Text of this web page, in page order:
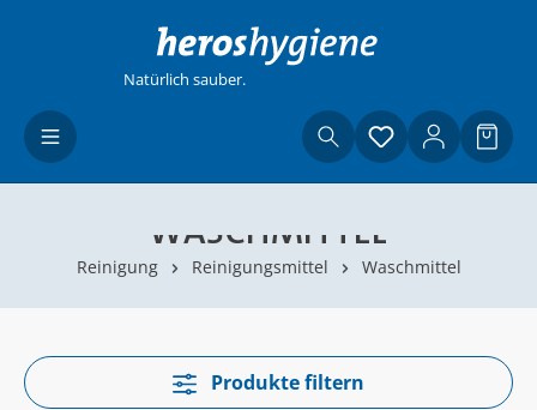
Zum Hauptinhalt springen
Natürlich sauber.
Du hast 0
WASCHMITTEL
Reinigung Reinigungsmittel Waschmittel
Produkte filtern